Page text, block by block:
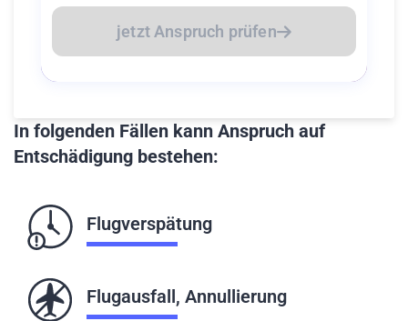
jetzt Anspruch prüfen
In folgenden Fällen kann Anspruch auf
Entschädigung bestehen:
Flugverspätung
Flugausfall, Annullierung